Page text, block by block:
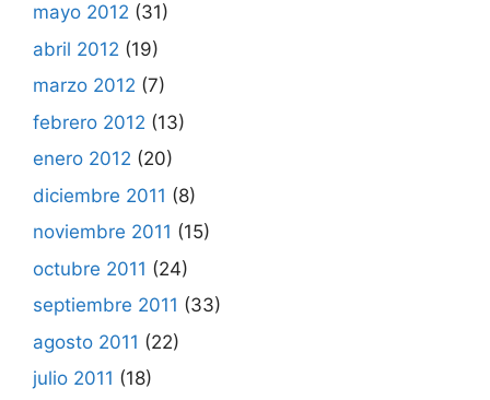
mayo 2012 (31)
abril 2012 (19)
marzo 2012 (7)
febrero 2012 (13)
enero 2012 (20)
diciembre 2011 (8)
noviembre 2011 (15)
octubre 2011 (24)
septiembre 2011 (33)
agosto 2011 (22)
julio 2011 (18)